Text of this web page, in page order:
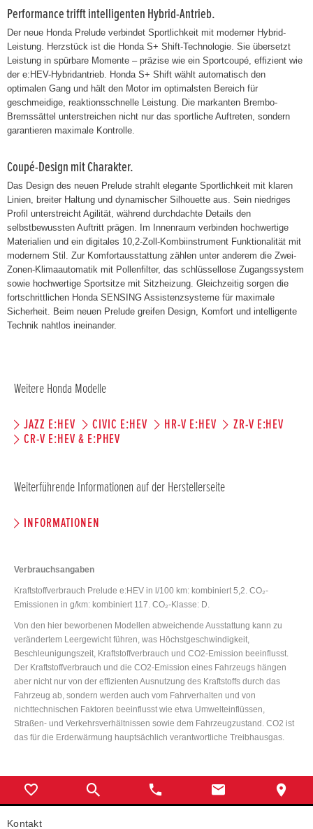
Performance trifft intelligenten Hybrid-Antrieb.
Der neue Honda Prelude verbindet Sportlichkeit mit moderner Hybrid-
Leistung. Herzstück ist die Honda S+ Shift-Technologie. Sie übersetzt
Leistung in spürbare Momente – präzise wie ein Sportcoupé, effizient wie
der e:HEV-Hybridantrieb. Honda S+ Shift wählt automatisch den
optimalen Gang und hält den Motor im optimalsten Bereich für
geschmeidige, reaktionsschnelle Leistung. Die markanten Brembo-
Bremssättel unterstreichen nicht nur das sportliche Auftreten, sondern
garantieren maximale Kontrolle.
Coupé-Design mit Charakter.
Das Design des neuen Prelude strahlt elegante Sportlichkeit mit klaren
Linien, breiter Haltung und dynamischer Silhouette aus. Sein niedriges
Profil unterstreicht Agilität, während durchdachte Details den
selbstbewussten Auftritt prägen. Im Innenraum verbinden hochwertige
Materialien und ein digitales 10,2-Zoll-Kombiinstrument Funktionalität mit
modernem Stil. Zur Komfortausstattung zählen unter anderem die Zwei-
Zonen-Klimaautomatik mit Pollenfilter, das schlüssellose Zugangssystem
sowie hochwertige Sportsitze mit Sitzheizung. Gleichzeitig sorgen die
fortschrittlichen Honda SENSING Assistenzsysteme für maximale
Sicherheit. Beim neuen Prelude greifen Design, Komfort und intelligente
Technik nahtlos ineinander.
Weitere Honda Modelle
JAZZ E:HEV CIVIC E:HEV HR-V E:HEV
ZR-V E:HEV
CR-V E:HEV & E:PHEV
Weiterführende Informationen auf der Herstellerseite
INFORMATIONEN
Verbrauchsangaben
Kraftstoffverbrauch Prelude e:HEV in l/100 km: kombiniert 5,2. CO₂-
Emissionen in g/km: kombiniert 117. CO₂-Klasse: D.
Von den hier beworbenen Modellen abweichende Ausstattung kann zu
verändertem Leergewicht führen, was Höchstgeschwindigkeit,
Beschleunigungszeit, Kraftstoffverbrauch und CO2-Emission beeinflusst.
Der Kraftstoffverbrauch und die CO2-Emission eines Fahrzeugs hängen
aber nicht nur von der effizienten Ausnutzung des Kraftstoffs durch das
Fahrzeug ab, sondern werden auch vom Fahrverhalten und von
nichttechnischen Faktoren beeinflusst wie etwa Umwelteinflüssen,
Straßen- und Verkehrsverhältnissen sowie dem Fahrzeugzustand. CO2 ist
das für die Erderwärmung hauptsächlich verantwortliche Treibhausgas.
Kontakt